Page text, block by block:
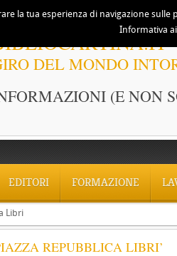
DEL MONDO
(E NON
EDITORI FORMAZIONE
Libri
REPUBBLICA LIBRI’
la tua esperienza di navigazione
Informativa ai